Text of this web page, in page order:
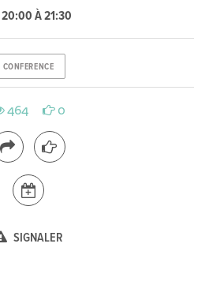
20:00 À 21:30
CONFERENCE
464 0
SIGNALER